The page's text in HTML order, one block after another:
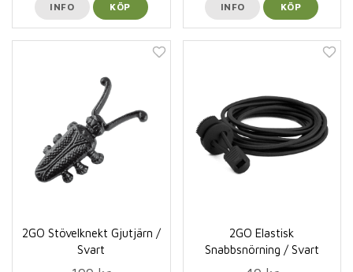
INFO KÖP INFO KÖP
2GO Stövelknekt Gjutjärn /
Svart
2GO Elastisk
Snabbsnörning / Svart